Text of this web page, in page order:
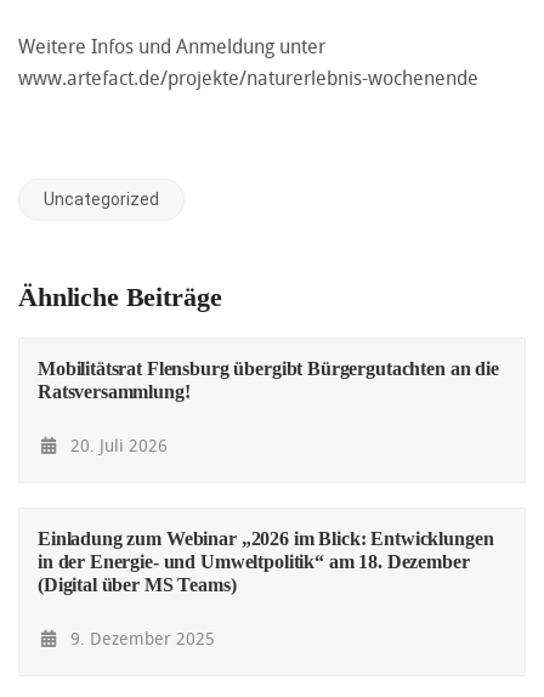
Weitere Infos und Anmeldung unter
www.artefact.de/projekte/naturerlebnis-wochenende
Uncategorized
Ähnliche Beiträge
Mobilitätsrat Flensburg übergibt Bürgergutachten an die
Ratsversammlung!
20. Juli 2026
Einladung zum Webinar „2026 im Blick: Entwicklungen
in der Energie- und Umweltpolitik“ am 18. Dezember
(Digital über MS Teams)
9. Dezember 2025